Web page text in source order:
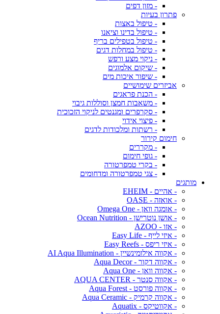
- מזון דפים
פתרון בעיות
- טיפול באצות
- טיפול בדינו וציאנו
- טיפול בטפילים בריף
- טיפול במחלות דגים
- ניקוי מצע ורפש
- שיקום אלמוגים
- שיפור איכות מים
אביזרים שימושיים
- הכנת פראגים
- משאבות חמצן וסוללות גיבוי
- סקרפרים ומגנטים לניקוי הזכוכית
- פיצוי אידוי
- רשתות ומלכודות לדגים
חימום קירור
- מקררים
- גופי חימום
- בקרי טמפרטורה
- צגי טמפרטורה ומדחומים
מותגים
- אהיים - EHEIM
- אואזה - OASE
- אומגה וואן - Omega One
- אושן נוטרישן - Ocean Nutrition
- אזו - AZOO
- איזי לייף - Easy Life
- איזי ריפס - Easy Reefs
- אקווה אילומינשיין - AI Aqua Illumination
- אקווה דקור - Aqua Decor
- אקווה וואן - Aqua One
- אקווה סנטר - AQUA CENTER
- אקווה פורסט - Aqua Forest
- אקווה קרמיק - Aqua Ceramic
- אקווטיקס - Aquatix